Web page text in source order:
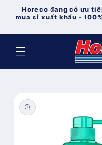
đến nội
dung
Horeco đang có ưu
mua sỉ xuất khẩu -
thông
tin sản